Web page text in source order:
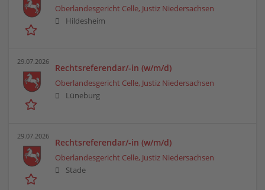
Oberlandesgericht Celle, Justiz Niedersachsen
Hildesheim
29.07.2026
Rechtsreferendar/-in (w/m/d)
Oberlandesgericht Celle, Justiz Niedersachsen
Lüneburg
29.07.2026
Rechtsreferendar/-in (w/m/d)
Oberlandesgericht Celle, Justiz Niedersachsen
Stade